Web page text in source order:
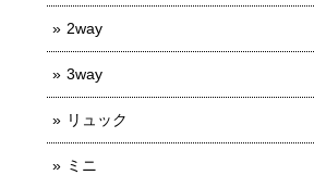
2way
3way
リュック
ミニ